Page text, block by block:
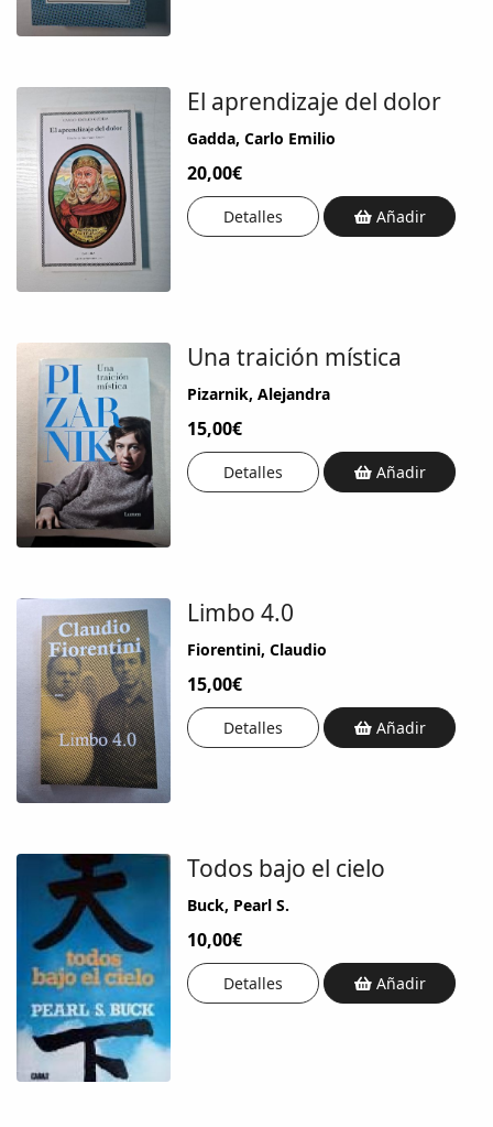
El aprendizaje del dolor
Gadda, Carlo Emilio
20,00€
Detalles Añadir
Una traición mística
Pizarnik, Alejandra
15,00€
Detalles Añadir
Limbo 4.0
Fiorentini, Claudio
15,00€
Detalles Añadir
Todos bajo el cielo
Buck, Pearl S.
10,00€
Detalles Añadir